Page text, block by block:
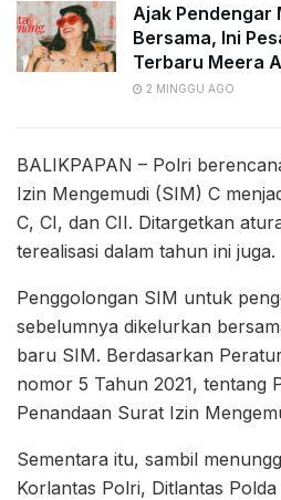
Ajak Pendengar
Bersama, Ini
Terbaru Meera
2 MINGGU AGO
BALIKPAPAN – Polri
Izin Mengemudi (SIM) C
C, CI, dan CII. Ditargetkan
terealisasi dalam tahun ini juga.
Penggolongan SIM untuk
sebelumnya dikelurkan
baru SIM. Berdasarkan
nomor 5 Tahun 2021, tentang
Penandaan Surat Izin
Sementara itu, sambil
Korlantas Polri, Ditlantas